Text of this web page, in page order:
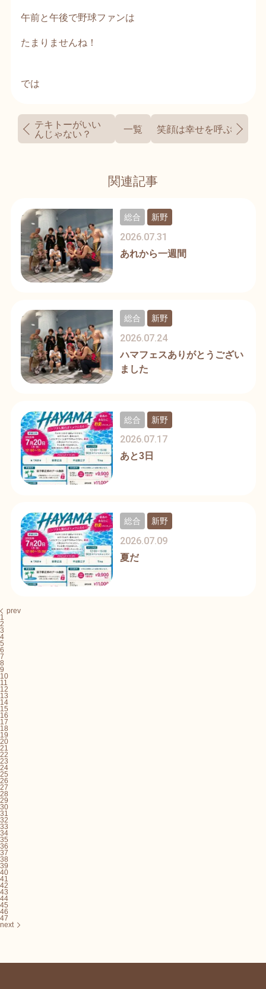
午前と午後で野球ファンは
たまりませんね！
では
テキトーがいい
んじゃない？
一覧 笑顔は幸せを呼ぶ🍀
関連記事
あれから一週間
2026.07.31
総合 新野
ハマフェスありがとうござい
ました
2026.07.24
総合 新野
あと3日
2026.07.17
総合 新野
夏だ
2026.07.09
総合 新野
prev
1
2
3
4
5
6
7
8
9
10
11
12
13
14
15
16
17
18
19
20
21
22
23
24
25
26
27
28
29
30
31
32
33
34
35
36
37
38
39
40
41
42
43
44
45
46
47
next